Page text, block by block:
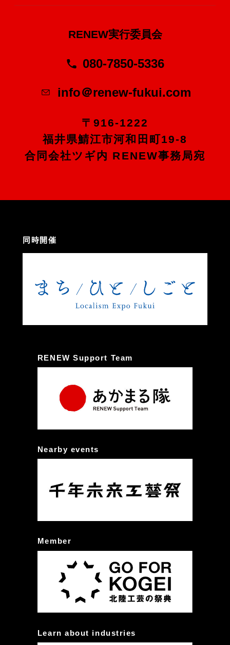
RENEW実行委員会
080-7850-5336
info＠renew-fukui.com
〒916-1222
福井県鯖江市河和田町19-8
合同会社ツギ内 RENEW事務局宛
同時開催
RENEW Support Team
Nearby events
Member
Learn about industries